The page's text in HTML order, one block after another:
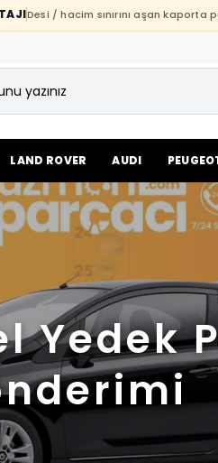
Desi / hacim sınırını aşan kaporta
LAND ROVER AUDI
Yedek